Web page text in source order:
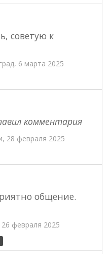
советую к
6 марта 2025
комментария
февраля 2025
общение.
февраля 2025